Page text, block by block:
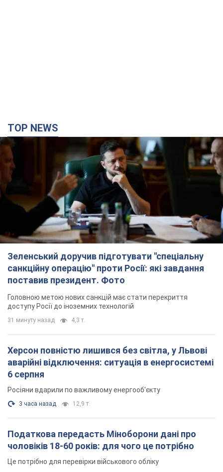
TOP NEWS
Зеленський доручив підготувати "спеціальну
санкційну операцію" проти Росії: які завдання
поставив президент. Фото
Головною метою нових санкцій має стати перекриття
доступу Росії до іноземних технологій
31 минуту назад 4,3 т.
Херсон повністю лишився без світла, у Львові
аварійні відключення: ситуація в енергосистемі
6 серпня
Росіяни вдарили по важливому енергооб'єкту
3 часа назад 12,9 т.
Податкова передасть Міноборони дані про
чоловіків 18-60 років: для чого це потрібно
Це потрібно для перевірки військового обліку